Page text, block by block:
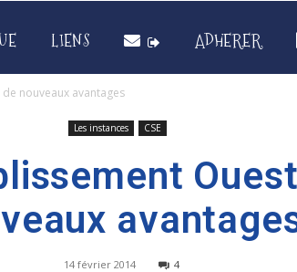
LIENS ADHERER
nouveaux avantages
Les instances CSE
14 février 2014 4